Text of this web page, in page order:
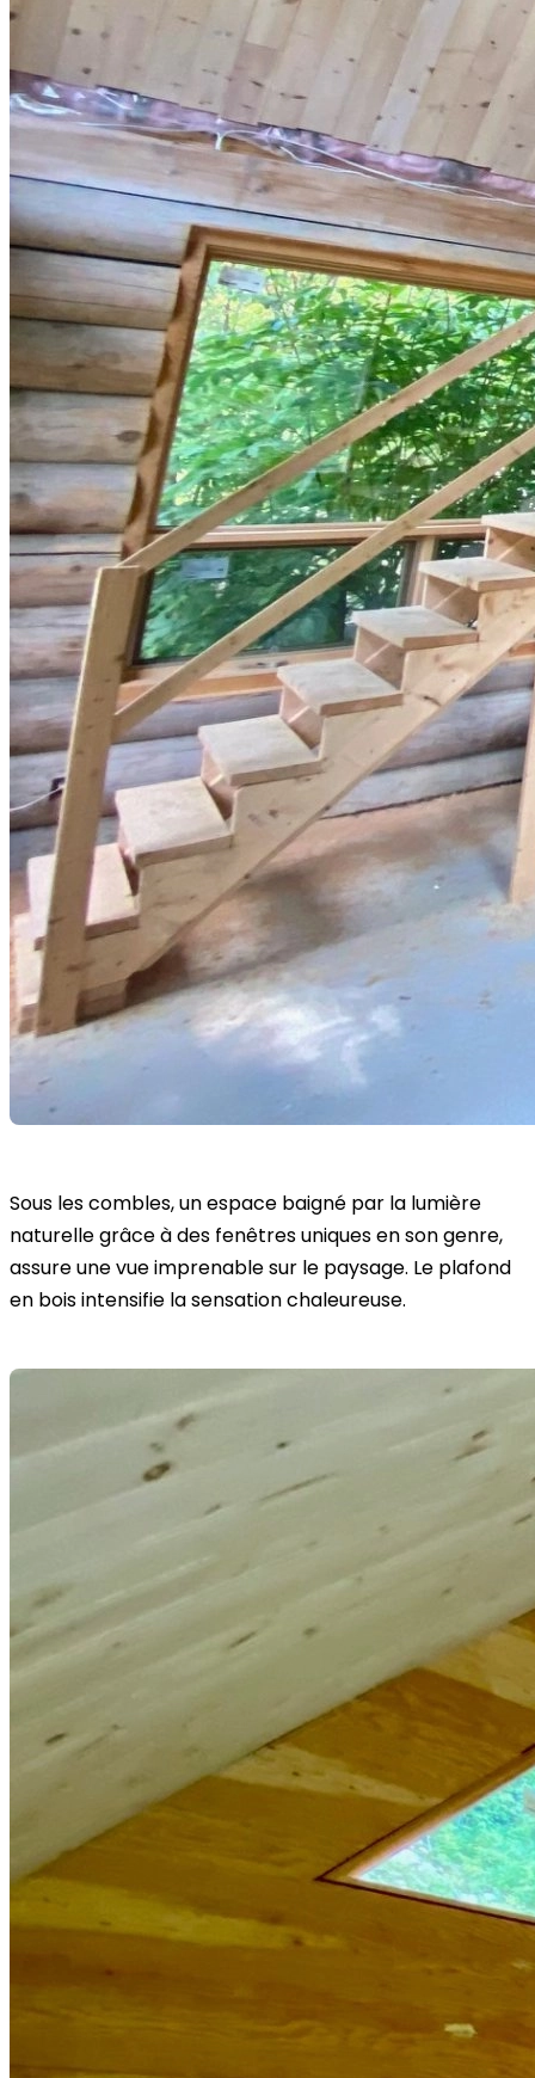
Sous les combles, un espace baigné par la lumière
naturelle grâce à des fenêtres uniques en son genre,
assure une vue imprenable sur le paysage. Le plafond
en bois intensifie la sensation chaleureuse.